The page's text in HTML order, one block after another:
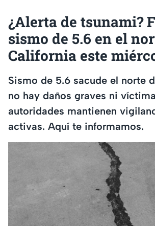
¿Alerta de tsunami?
sismo de 5.6 en el
California este
Sismo de 5.6 sacude el norte
no hay daños graves ni
autoridades mantienen
activas. Aquí te informamos.